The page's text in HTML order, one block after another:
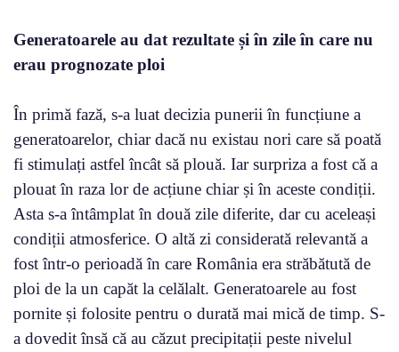
Generatoarele au dat rezultate și în zile în care nu
erau prognozate ploi
În primă fază, s-a luat decizia punerii în funcțiune a
generatoarelor, chiar dacă nu existau nori care să poată
fi stimulați astfel încât să plouă. Iar surpriza a fost că a
plouat în raza lor de acțiune chiar și în aceste condiții.
Asta s-a întâmplat în două zile diferite, dar cu aceleași
condiții atmosferice. O altă zi considerată relevantă a
fost într-o perioadă în care România era străbătută de
ploi de la un capăt la celălalt. Generatoarele au fost
pornite și folosite pentru o durată mai mică de timp. S-
a dovedit însă că au căzut precipitații peste nivelul